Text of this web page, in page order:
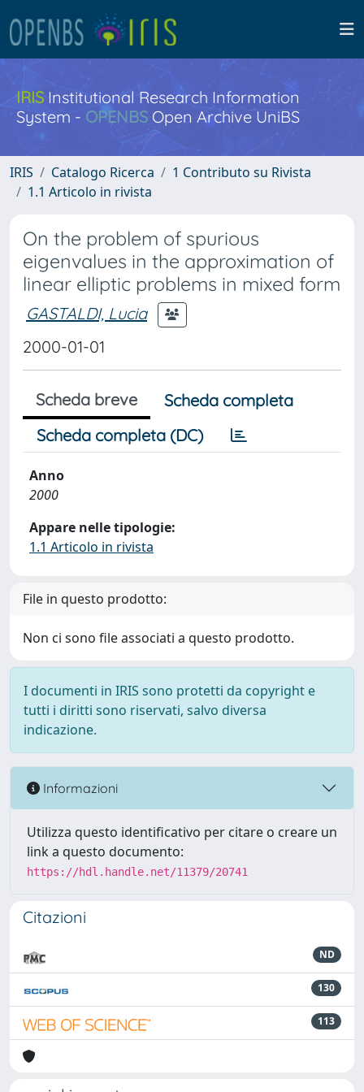
IRISInstitutional Research Information
System - OPENBS Open Archive UniBS
IRIS Catalogo Ricerca
1 Contributo su Rivista
1.1 Articolo in rivista
On the problem of spurious
eigenvalues in the approximation of
linear elliptic problems in mixed form
GASTALDI, Lucia
2000-01-01
Scheda breve
Scheda completa
Scheda completa (DC)
Anno
2000
Appare nelle tipologie:
1.1 Articolo in rivista
File in questo prodotto:
Non ci sono file associati a questo prodotto.
I documenti in IRIS sono protetti da copyright e
tutti i diritti sono riservati, salvo diversa
indicazione.
Informazioni
Utilizza questo identificativo per citare o creare un
link a questo documento:
https://hdl.handle.net/11379/20741
Citazioni
ND
130
113